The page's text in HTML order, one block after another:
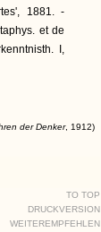
1881. -
et de
I,
der Denker, 1912)
TO TOP
DRUCKVERSION
WEITEREMPFEHLEN